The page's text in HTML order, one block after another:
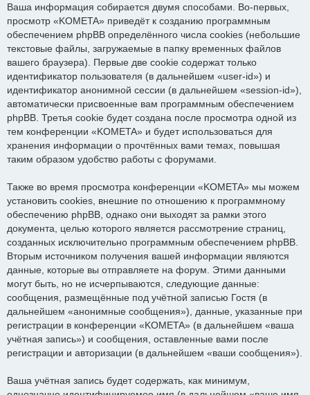
Ваша информация собирается двумя способами. Во-первых,
просмотр «KOMETA» приведёт к созданию программным
обеспечением phpBB определённого числа cookies (небольшие
текстовые файлы, загружаемые в папку временных файлов
вашего браузера). Первые две cookie содержат только
идентификатор пользователя (в дальнейшем «user-id») и
идентификатор анонимной сессии (в дальнейшем «session-id»),
автоматически присвоенные вам программным обеспечением
phpBB. Третья cookie будет создана после просмотра одной из
тем конференции «KOMETA» и будет использоваться для
хранения информации о прочтённых вами темах, повышая
таким образом удобство работы с форумами.
Также во время просмотра конференции «KOMETA» мы можем
установить cookies, внешние по отношению к программному
обеспечению phpBB, однако они выходят за рамки этого
документа, целью которого является рассмотрение страниц,
созданных исключительно программным обеспечением phpBB.
Вторым источником получения вашей информации являются
данные, которые вы отправляете на форум. Этими данными
могут быть, но не исчерпываются, следующие данные:
сообщения, размещённые под учётной записью Гостя (в
дальнейшем «анонимные сообщения»), данные, указанные при
регистрации в конференции «KOMETA» (в дальнейшем «ваша
учётная запись») и сообщения, оставленные вами после
регистрации и авторизации (в дальнейшем «ваши сообщения»).
Ваша учётная запись будет содержать, как минимум,